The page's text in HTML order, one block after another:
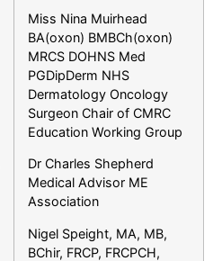
Miss Nina Muirhead
BA(oxon) BMBCh(oxon)
MRCS DOHNS Med
PGDipDerm NHS
Dermatology Oncology
Surgeon Chair of CMRC
Education Working Group
Dr Charles Shepherd
Medical Advisor ME
Association
Nigel Speight, MA, MB,
BChir, FRCP, FRCPCH,